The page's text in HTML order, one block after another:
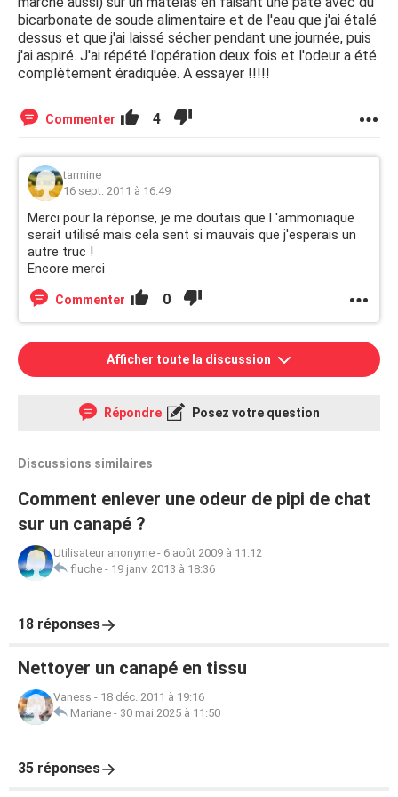
bicarbonate de soude alimentaire et de l'eau que j'ai étalé
dessus et que j'ai laissé sécher pendant une journée, puis
j'ai aspiré. J'ai répété l'opération deux fois et l'odeur a été
complètement éradiquée. A essayer !!!!!
Commenter 4
tarmine
16 sept. 2011 à 16:49
Merci pour la réponse, je me doutais que l 'ammoniaque
serait utilisé mais cela sent si mauvais que j'esperais un
autre truc !
Encore merci
Commenter 0
Afficher toute la discussion
Répondre Posez votre question
Discussions similaires
Comment enlever une odeur de pipi de chat
sur un canapé ?
Utilisateur anonyme - 6 août 2009 à 11:12
fluche - 19 janv. 2013 à 18:36
18 réponses
Nettoyer un canapé en tissu
Vaness - 18 déc. 2011 à 19:16
Mariane - 30 mai 2025 à 11:50
35 réponses